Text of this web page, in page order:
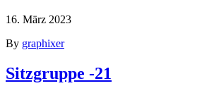
16. März 2023
By graphixer
Sitzgruppe -21